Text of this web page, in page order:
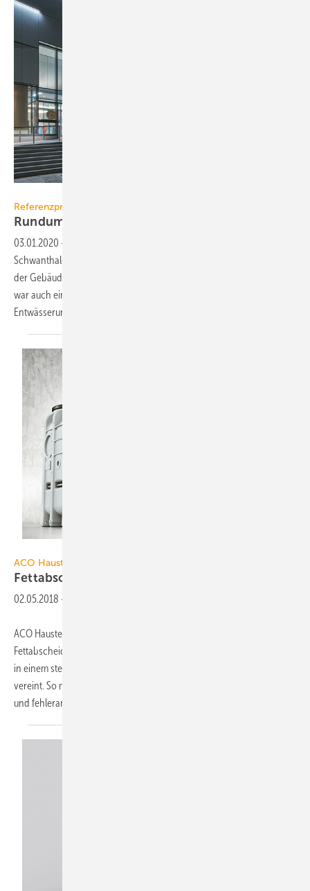
Referenzprojekt Kessel
Rundum-Entwässerung im
03.01.2020 -
Schwanthalerhöhe“ mit umfang­reichem Gastronomieangebot wurde
der Gebäudekern einer bestehenden ­Immobilie neu gegliedert. Dazu
war auch eine Neuorganisation und Erweiterung der
Entwässerungstechnik
ACO Haustechnik
Fettabscheider mit
02.05.2018 -
ACO Haustechnik hat mit LipuSmart die Funktionen von
Fettabscheider, Probeentnahme und Hebeanlage mit Lufteinperlung
in einem steckerfertigen Gerät mit zentraler Gesamtanlagensteuerung
vereint. So müssen nicht mehr mehrere Komponenten zeitaufwendig
und fehleranfällig kombiniert und